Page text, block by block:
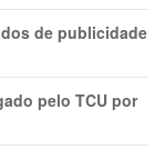
de publicidade
pelo TCU por